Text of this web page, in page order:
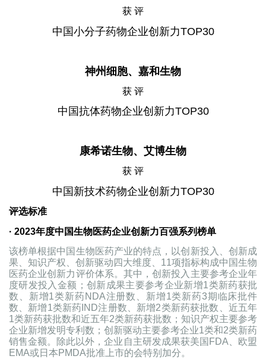
获 评
中国小分子药物企业创新力TOP30
神州细胞、嘉和生物
获 评
中国抗体药物企业创新力TOP30
康希诺生物、艾博生物
获 评
中国新技术药物企业创新力TOP30
评选标准
· 2023年度中国生物医药企业创新力百强系列榜单
该榜单根据中国生物医药产业的特点，以创新投入、创新成
果、知识产权、创新驱动四大维度、11项指标构成中国生物
医药企业创新力评价体系。其中，创新投入主要参考企业年
度研发投入金额；创新成果主要参考企业新增1类新药获批
数、新增1类新药NDA注册数、新增1类新药3期临床批件
数、新增1类新药IND注册数、新增2类新药获批数、近五年
1类新药获批数和近五年2类新药获批数；知识产权主要参考
企业新增发明专利数；创新驱动主要参考企业1类和2类新药
销售金额。除此以外，企业自主研发成果获美国FDA、欧盟
EMA或日本PMDA批准上市的会特别加分。